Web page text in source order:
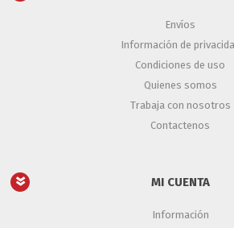
Envíos
Información de
Condiciones de uso
Quienes somos
Trabaja con nosotros
Contactenos
MI CUENTA
Información